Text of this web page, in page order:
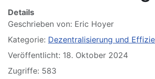
Details
Geschrieben von: Eric Hoyer
Kategorie: Dezentralisierung und
Veröffentlicht: 18. Oktober 2024
Zugriffe: 583